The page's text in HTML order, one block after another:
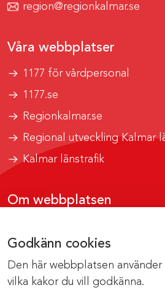
Godkänn cookies
Den här webbplatsen använder
vilka kakor du vill godkänna.
region@regionkalmar.se
Våra webbplatser
1177 för vårdpersonal
1177.se
Regionkalmar.se
Regional utveckling Kalmar
Kalmar länstrafik
Om webbplatsen
Om cookies
Kontakta webbredaktionen